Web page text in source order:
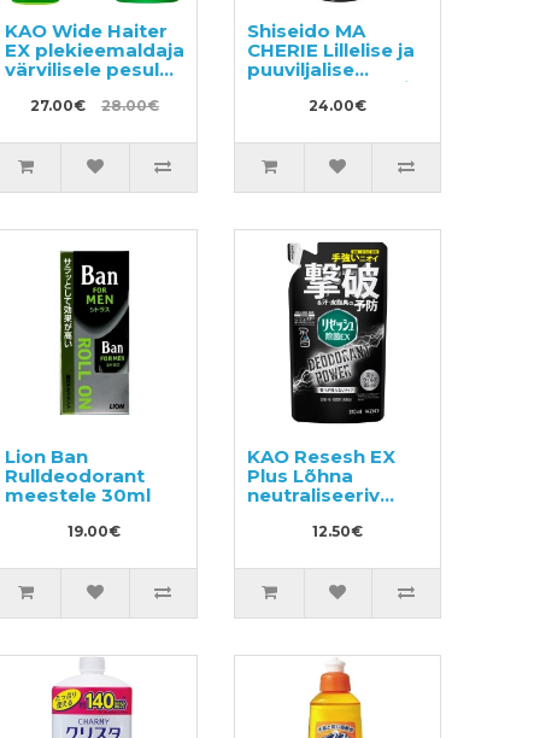
KAO Wide Haiter
EX plekieemaldaja
värvilisele pesule
täitepakend
27.00€ 28.00€
Shiseido MA
CHERIE Lillelise ja
puuviljalise
lõhnaga volüümi
andev palsam
24.00€
Lion Ban
Rulldeodorant
meestele 30ml
19.00€
KAO Resesh EX
Plus Lõhna
neutraliseeriv
spordi- ja
täide 310ml
12.50€